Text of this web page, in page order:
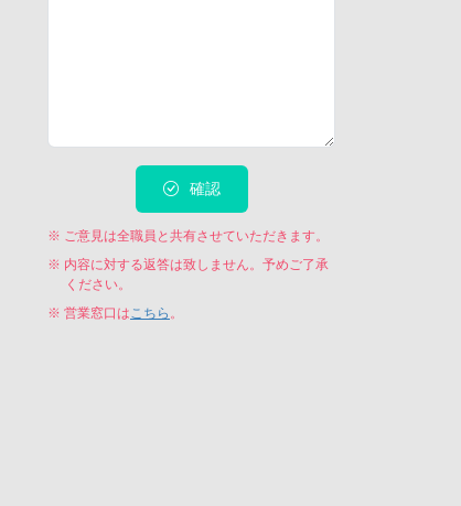
確認
※ ご意見は全職員と共有させていただきます。
※ 内容に対する返答は致しません。予めご了承
ください。
※ 営業窓口はこちら 。